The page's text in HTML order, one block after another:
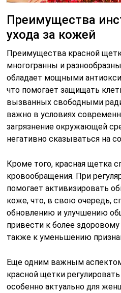
Преимущества
ухода за кожей
Преимущества красной
многогранны и
обладает мощными
что помогает защищать
вызванных свободными
важно в условиях
загрязнение окружающей
негативно сказываться на
Кроме того, красная щетка
кровообращения. При
помогает активизировать
коже, что, в свою очередь,
обновлению и улучшению
привести к более
также к уменьшению
Еще одним важным
красной щетки
особенно актуально для